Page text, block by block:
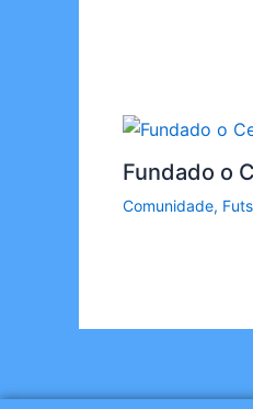
Fundado o
Comunidade,